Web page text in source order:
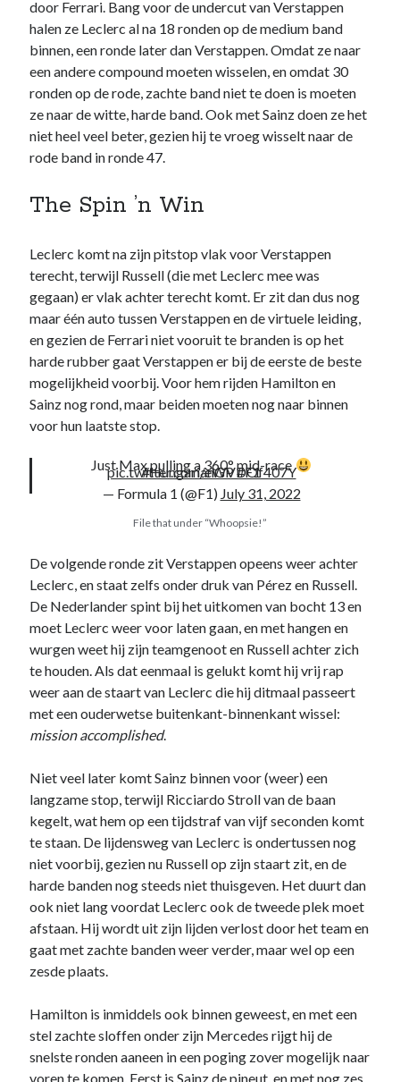
door Ferrari. Bang voor de undercut van Verstappen
halen ze Leclerc al na 18 ronden op de medium band
binnen, een ronde later dan Verstappen. Omdat ze naar
een andere compound moeten wisselen, en omdat 30
ronden op de rode, zachte band niet te doen is moeten
ze naar de witte, harde band. Ook met Sainz doen ze het
niet heel veel beter, gezien hij te vroeg wisselt naar de
rode band in ronde 47.
The Spin ’n Win
Leclerc komt na zijn pitstop vlak voor Verstappen
terecht, terwijl Russell (die met Leclerc mee was
gegaan) er vlak achter terecht komt. Er zit dan dus nog
maar één auto tussen Verstappen en de virtuele leiding,
en gezien de Ferrari niet vooruit te branden is op het
harde rubber gaat Verstappen er bij de eerste de beste
mogelijkheid voorbij. Voor hem rijden Hamilton en
Sainz nog rond, maar beiden moeten nog naar binnen
voor hun laatste stop.
Just Max pulling a 360° mid-race
#HungarianGP#F1
pic.twitter.com/eWVDOf407Y
— Formula 1 (@F1) July 31, 2022
File that under “Whoopsie!”
De volgende ronde zit Verstappen opeens weer achter
Leclerc, en staat zelfs onder druk van Pérez en Russell.
De Nederlander spint bij het uitkomen van bocht 13 en
moet Leclerc weer voor laten gaan, en met hangen en
wurgen weet hij zijn teamgenoot en Russell achter zich
te houden. Als dat eenmaal is gelukt komt hij vrij rap
weer aan de staart van Leclerc die hij ditmaal passeert
met een ouderwetse buitenkant-binnenkant wissel:
mission accomplished.
Niet veel later komt Sainz binnen voor (weer) een
langzame stop, terwijl Ricciardo Stroll van de baan
kegelt, wat hem op een tijdstraf van vijf seconden komt
te staan. De lijdensweg van Leclerc is ondertussen nog
niet voorbij, gezien nu Russell op zijn staart zit, en de
harde banden nog steeds niet thuisgeven. Het duurt dan
ook niet lang voordat Leclerc ook de tweede plek moet
afstaan. Hij wordt uit zijn lijden verlost door het team en
gaat met zachte banden weer verder, maar wel op een
zesde plaats.
Hamilton is inmiddels ook binnen geweest, en met een
stel zachte sloffen onder zijn Mercedes rijgt hij de
snelste ronden aaneen in een poging zover mogelijk naar
voren te komen. Eerst is Sainz de pineut, en met nog zes